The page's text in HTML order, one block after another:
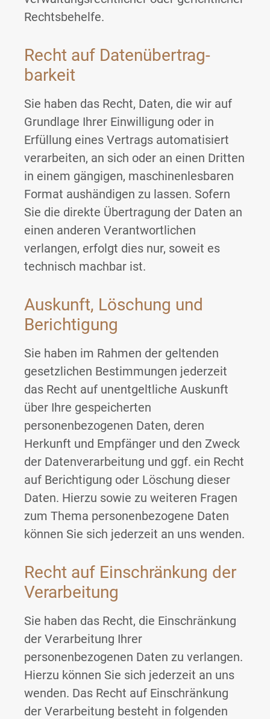
Rechtsbehelfe.
Recht auf Daten­übertrag­
barkeit
Sie haben das Recht, Daten, die wir auf
Grundlage Ihrer Einwilligung oder in
Erfüllung eines Vertrags automatisiert
verarbeiten, an sich oder an einen Dritten
in einem gängigen, maschinenlesbaren
Format aushändigen zu lassen. Sofern
Sie die direkte Übertragung der Daten an
einen anderen Verantwortlichen
verlangen, erfolgt dies nur, soweit es
technisch machbar ist.
Auskunft, Löschung und
Berichtigung
Sie haben im Rahmen der geltenden
gesetzlichen Bestimmungen jederzeit
das Recht auf unentgeltliche Auskunft
über Ihre gespeicherten
personenbezogenen Daten, deren
Herkunft und Empfänger und den Zweck
der Datenverarbeitung und ggf. ein Recht
auf Berichtigung oder Löschung dieser
Daten. Hierzu sowie zu weiteren Fragen
zum Thema personenbezogene Daten
können Sie sich jederzeit an uns wenden.
Recht auf Einschränkung der
Verarbeitung
Sie haben das Recht, die Einschränkung
der Verarbeitung Ihrer
personenbezogenen Daten zu verlangen.
Hierzu können Sie sich jederzeit an uns
wenden. Das Recht auf Einschränkung
der Verarbeitung besteht in folgenden